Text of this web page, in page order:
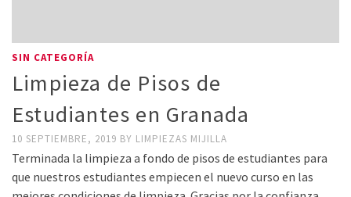
SIN CATEGORÍA
Limpieza de Pisos de
Estudiantes en Granada
10 SEPTIEMBRE, 2019 BY LIMPIEZAS MIJILLA
Terminada la limpieza a fondo de pisos de estudiantes para
que nuestros estudiantes empiecen el nuevo curso en las